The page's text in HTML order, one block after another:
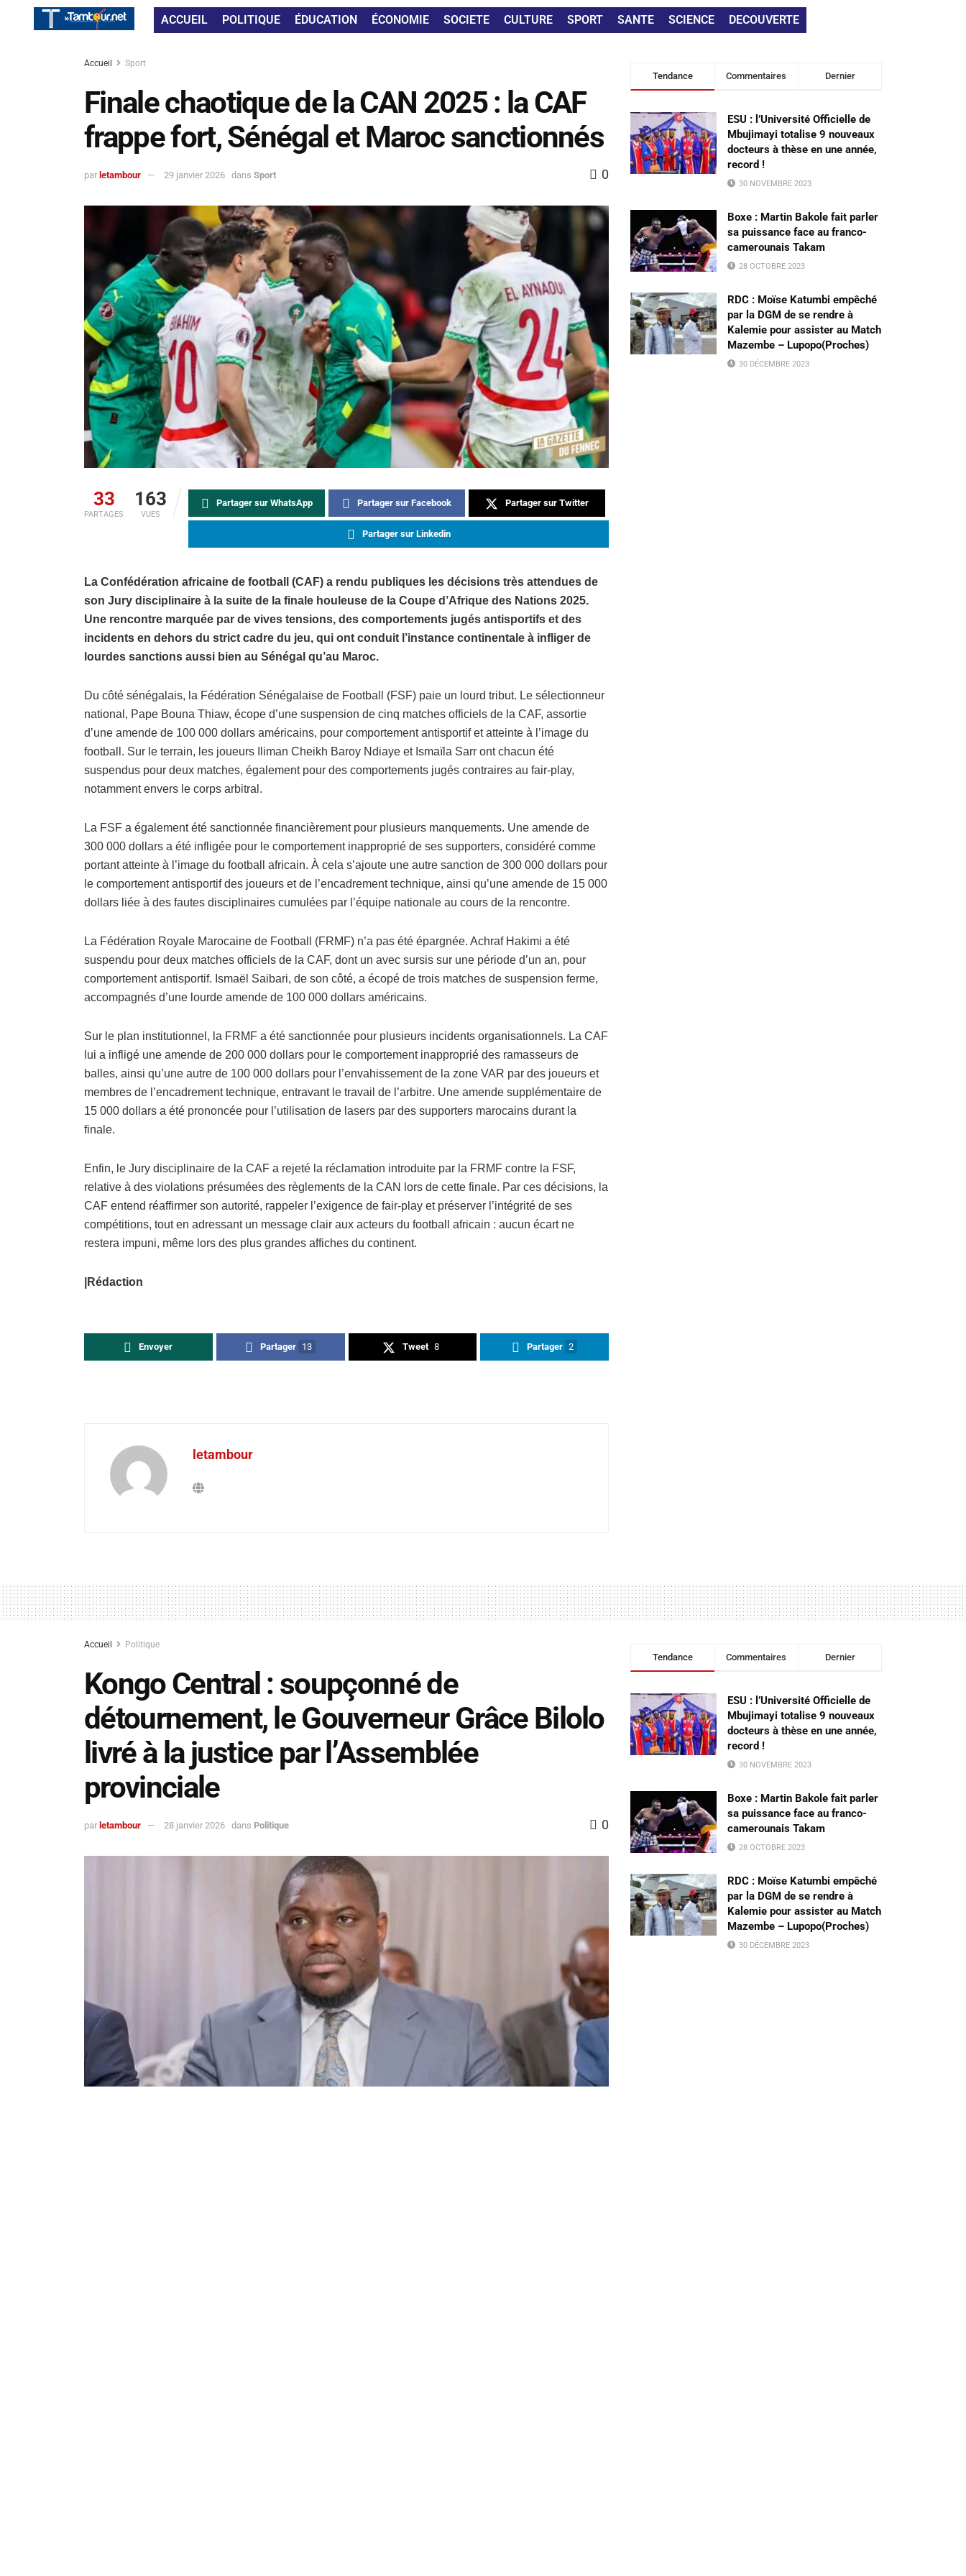
ACCUEIL POLITIQUE ÉDUCATION ÉCONOMIE SOCIETE CULTURE SPORT SANTE SCIENCE DECOUVERTE
Accueil Sport
Finale chaotique de la CAN 2025 : la CAF
frappe fort, Sénégal et Maroc sanctionnés
par letambour 29 janvier 2026 dans Sport 0
33
PARTAGES
163
VUES
Partager sur WhatsApp Partager sur Facebook Partager sur Twitter
Partager sur Linkedin
La Confédération africaine de football (CAF) a rendu publiques les décisions très attendues de
son Jury disciplinaire à la suite de la finale houleuse de la Coupe d’Afrique des Nations 2025.
Une rencontre marquée par de vives tensions, des comportements jugés antisportifs et des
incidents en dehors du strict cadre du jeu, qui ont conduit l’instance continentale à infliger de
lourdes sanctions aussi bien au Sénégal qu’au Maroc.
Du côté sénégalais, la Fédération Sénégalaise de Football (FSF) paie un lourd tribut. Le sélectionneur
national, Pape Bouna Thiaw, écope d’une suspension de cinq matches officiels de la CAF, assortie
d’une amende de 100 000 dollars américains, pour comportement antisportif et atteinte à l’image du
football. Sur le terrain, les joueurs Iliman Cheikh Baroy Ndiaye et Ismaïla Sarr ont chacun été
suspendus pour deux matches, également pour des comportements jugés contraires au fair-play,
notamment envers le corps arbitral.
La FSF a également été sanctionnée financièrement pour plusieurs manquements. Une amende de
300 000 dollars a été infligée pour le comportement inapproprié de ses supporters, considéré comme
portant atteinte à l’image du football africain. À cela s’ajoute une autre sanction de 300 000 dollars pour
le comportement antisportif des joueurs et de l’encadrement technique, ainsi qu’une amende de 15 000
dollars liée à des fautes disciplinaires cumulées par l’équipe nationale au cours de la rencontre.
La Fédération Royale Marocaine de Football (FRMF) n’a pas été épargnée. Achraf Hakimi a été
suspendu pour deux matches officiels de la CAF, dont un avec sursis sur une période d’un an, pour
comportement antisportif. Ismaël Saibari, de son côté, a écopé de trois matches de suspension ferme,
accompagnés d’une lourde amende de 100 000 dollars américains.
Sur le plan institutionnel, la FRMF a été sanctionnée pour plusieurs incidents organisationnels. La CAF
lui a infligé une amende de 200 000 dollars pour le comportement inapproprié des ramasseurs de
balles, ainsi qu’une autre de 100 000 dollars pour l’envahissement de la zone VAR par des joueurs et
membres de l’encadrement technique, entravant le travail de l’arbitre. Une amende supplémentaire de
15 000 dollars a été prononcée pour l’utilisation de lasers par des supporters marocains durant la
finale.
Enfin, le Jury disciplinaire de la CAF a rejeté la réclamation introduite par la FRMF contre la FSF,
relative à des violations présumées des règlements de la CAN lors de cette finale. Par ces décisions, la
CAF entend réaffirmer son autorité, rappeler l’exigence de fair-play et préserver l’intégrité de ses
compétitions, tout en adressant un message clair aux acteurs du football africain : aucun écart ne
restera impuni, même lors des plus grandes affiches du continent.
|Rédaction
Envoyer Partager 13 Tweet 8 Partager 2
letambour
Tendance Commentaires Dernier
ESU : l’Université Officielle de
Mbujimayi totalise 9 nouveaux
docteurs à thèse en une année,
record !
30 NOVEMBRE 2023
Boxe : Martin Bakole fait parler
sa puissance face au franco-
camerounais Takam
28 OCTOBRE 2023
RDC : Moïse Katumbi empêché
par la DGM de se rendre à
Kalemie pour assister au Match
Mazembe – Lupopo(Proches)
30 DÉCEMBRE 2023
Accueil Politique
Kongo Central : soupçonné de
détournement, le Gouverneur Grâce Bilolo
livré à la justice par l’Assemblée
provinciale
par letambour 28 janvier 2026 dans Politique 0
Tendance Commentaires Dernier
ESU : l’Université Officielle de
Mbujimayi totalise 9 nouveaux
docteurs à thèse en une année,
record !
30 NOVEMBRE 2023
Boxe : Martin Bakole fait parler
sa puissance face au franco-
camerounais Takam
28 OCTOBRE 2023
RDC : Moïse Katumbi empêché
par la DGM de se rendre à
Kalemie pour assister au Match
Mazembe – Lupopo(Proches)
30 DÉCEMBRE 2023